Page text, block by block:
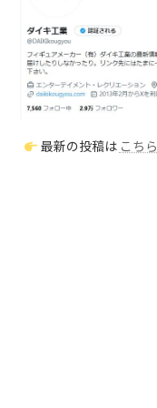
最新の投稿は こちら